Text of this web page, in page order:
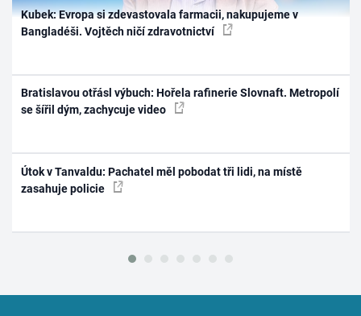
Kubek: Evropa si zdevastovala farmacii, nakupujeme v
Bangladéši. Vojtěch ničí zdravotnictví
Bratislavou otřásl výbuch: Hořela rafinerie Slovnaft. Metropolí
se šířil dým, zachycuje video
Útok v Tanvaldu: Pachatel měl pobodat tři lidi, na místě
zasahuje policie